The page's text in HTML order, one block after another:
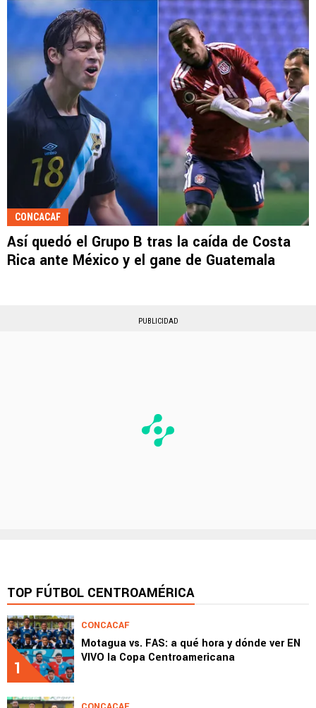
CONCACAF
Así quedó el Grupo B tras la caída de Costa
Rica ante México y el gane de Guatemala
PUBLICIDAD
TOP FÚTBOL CENTROAMÉRICA
1
CONCACAF
Motagua vs. FAS: a qué hora y dónde ver EN
VIVO la Copa Centroamericana